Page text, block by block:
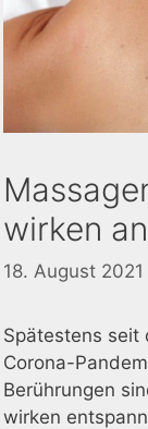
wirken
18. August 2021
Spätestens seit
Corona-
Berührungen
wirken